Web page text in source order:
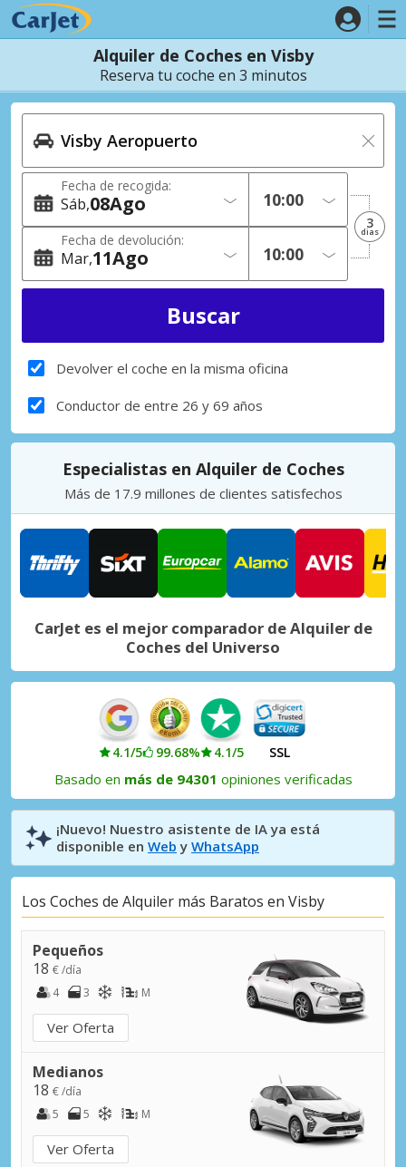
Alquiler de Coches en Visby
Reserva tu coche en 3 minutos
Fecha de recogida:
Sáb 08Ago
Fecha de devolución:
Mar 11Ago
3
dias
Devolver el coche en la misma oficina
Conductor de entre 26 y 69 años
Especialistas en Alquiler de Coches
Más de 17.9 millones de clientes satisfechos
CarJet es el mejor comparador de Alquiler de
Coches del Universo
4.1/5 99.68% 4.1/5 SSL
Basado en más de 94301 opiniones verificadas
¡Nuevo! Nuestro asistente de IA ya está
disponible en Web y WhatsApp
Los Coches de Alquiler más Baratos en Visby
Pequeños
18 € /día
4
3 M
Ver Oferta
Medianos
18 € /día
5
5 M
Ver Oferta